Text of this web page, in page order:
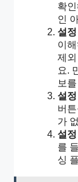
확
인
설
이
제
요.
보
설
버
가
설
를
싱